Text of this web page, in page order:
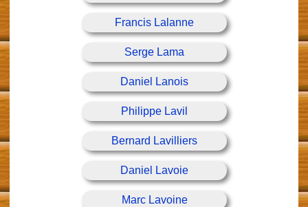
Francis Lalanne
Serge Lama
Daniel Lanois
Philippe Lavil
Bernard Lavilliers
Daniel Lavoie
Marc Lavoine